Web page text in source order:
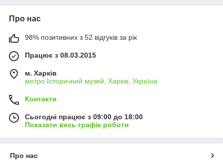
Про нас
98% позитивних з 52 відгуків за рік
Працює з 08.03.2015
м. Харків
метро Історичний музей, Харків, Україна
Контакти
Сьогодні працює з 09:00 до 18:00
Показати весь графік роботи
Про нас